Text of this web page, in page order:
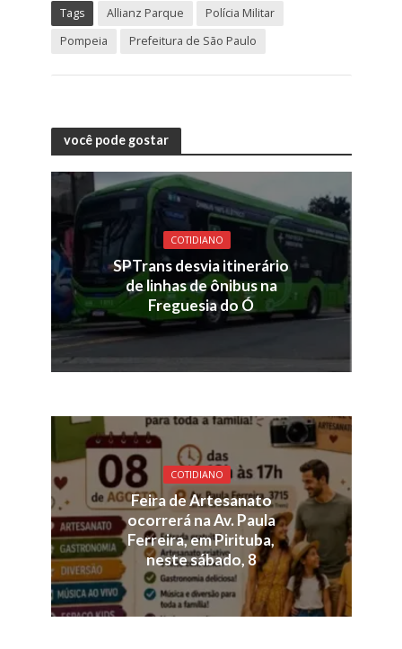
Tags Allianz Parque
Polícia Militar
Pompeia
Prefeitura de São Paulo
você pode gostar
COTIDIANO
SPTrans desvia itinerário
de linhas de ônibus na
Freguesia do Ó
COTIDIANO
Feira de Artesanato
ocorrerá na Av. Paula
Ferreira, em Pirituba,
neste sábado, 8